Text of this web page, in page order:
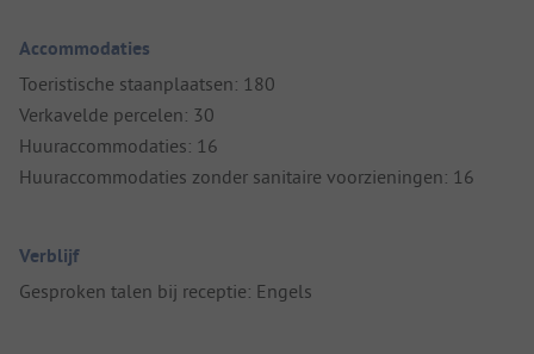
Accommodaties
Toeristische staanplaatsen: 180
Verkavelde percelen: 30
Huuraccommodaties: 16
Huuraccommodaties zonder sanitaire voorzieningen: 16
Verblijf
Gesproken talen bij receptie: Engels